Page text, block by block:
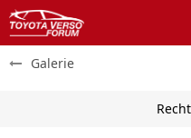
Galerie